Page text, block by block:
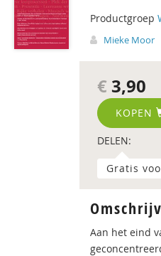
Productgroep
Mieke Moor
€ 3,90
KOPEN
DELEN:
Gratis
Aan het eind